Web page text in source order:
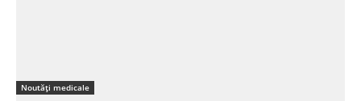
Noutăți medicale